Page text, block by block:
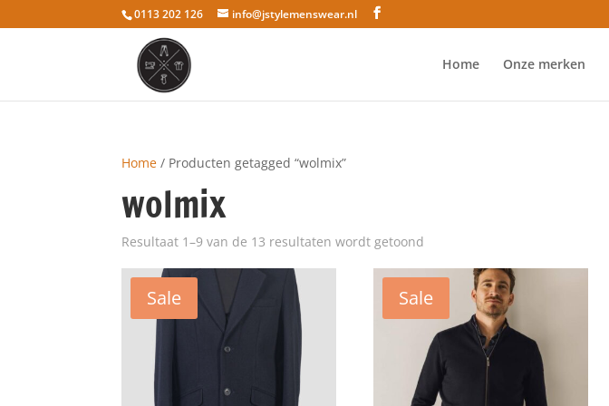
0113 202 126 info@jstylemenswear.nl
Home Onze merken
Home / Producten getagged “wolmix”
wolmix
Resultaat 1–9 van de 13 resultaten wordt getoond
Sale Sale